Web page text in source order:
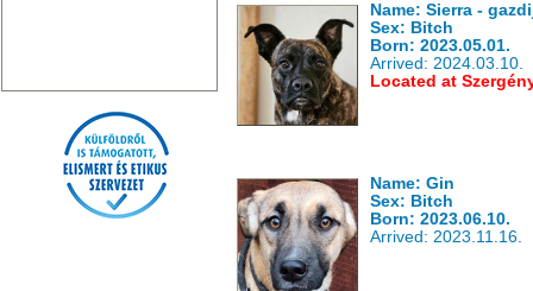
Name: Sierra -
Sex: Bitch
Born: 2023.05.01.
Arrived: 2024.03.10.
Located at
Name: Gin
Sex: Bitch
Born: 2023.06.10.
Arrived: 2023.11.16.